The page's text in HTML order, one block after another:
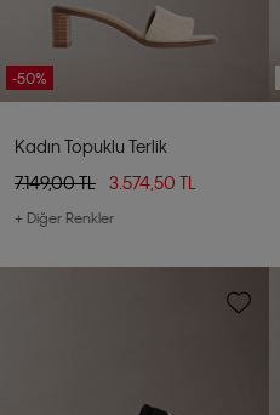
-50%
Kadın Topuklu Terlik
7.149,00 TL
3.574,50 TL
+ Diğer Renkler